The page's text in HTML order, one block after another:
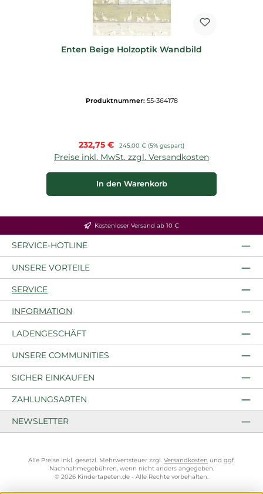
Enten Beige Holzoptik Wandbild
Produktnummer: 55-364178
Verkaufspreis:
232,75 € Regulärer Preis:
245,00 € (5% gespart)
Preise inkl. MwSt. zzgl. Versandkosten
In den Warenkorb
Kostenloser Versand ab 10 €
SERVICE-HOTLINE
UNSERE VORTEILE
SERVICE
INFORMATION
LADENGESCHÄFT
UNSERE COMMUNITIES
SICHER EINKAUFEN
ZAHLUNGSARTEN
NEWSLETTER
Alle Preise inkl. gesetzl. Mehrwertsteuer zzgl. Versandkosten und ggf.
Nachnahmegebühren, wenn nicht anders angegeben.
© 2026 Kindertapeten.de - Alle Rechte vorbehalten.